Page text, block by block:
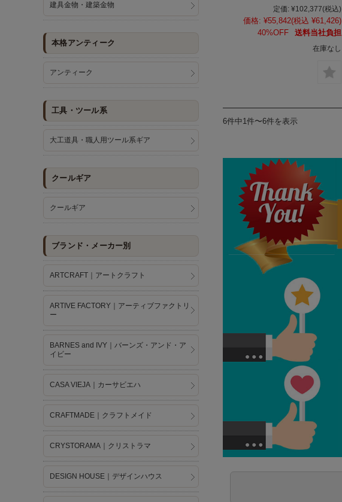
定価: ¥102,377(税込)
価格: ¥55,842(税込 ¥61,426)
40%OFF
送料当社負担
在庫なし
6件中1件〜6件を表示
建具金物・建築金物
本格アンティーク
アンティーク
工具・ツール系
大工道具・職人用ツール系ギア
クールギア
クールギア
ブランド・メーカー別
ARTCRAFT｜アートクラフト
ARTIVE FACTORY｜アーティブファクトリ
ー
BARNES and IVY｜バーンズ・アンド・ア
イビー
CASA VIEJA｜カーサビエハ
CRAFTMADE｜クラフトメイド
CRYSTORAMA｜クリストラマ
DESIGN HOUSE｜デザインハウス